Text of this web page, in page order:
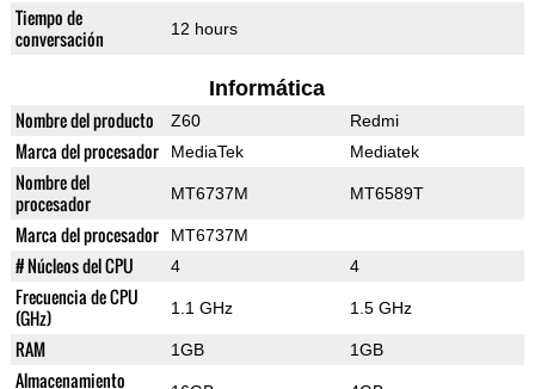
Tiempo de
conversación
12 hours
Informática
Nombre del producto Z60 Redmi
Marca del procesador MediaTek Mediatek
Nombre del
procesador
MT6737M MT6589T
Marca del procesador MT6737M
# Núcleos del CPU 4 4
Frecuencia de CPU
(GHz)
1.1 GHz 1.5 GHz
RAM 1GB 1GB
Almacenamiento